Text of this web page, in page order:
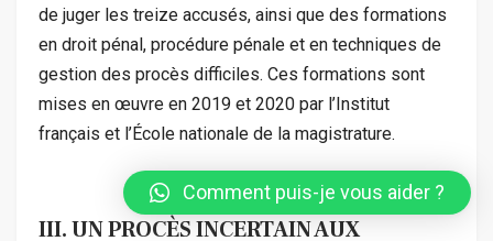
de juger les treize accusés, ainsi que des formations
en droit pénal, procédure pénale et en techniques de
gestion des procès difficiles. Ces formations sont
mises en œuvre en 2019 et 2020 par l’Institut
français et l’École nationale de la magistrature.
III. UN PROCÈS INCERTAIN AUX
Comment puis-je vous aider ?